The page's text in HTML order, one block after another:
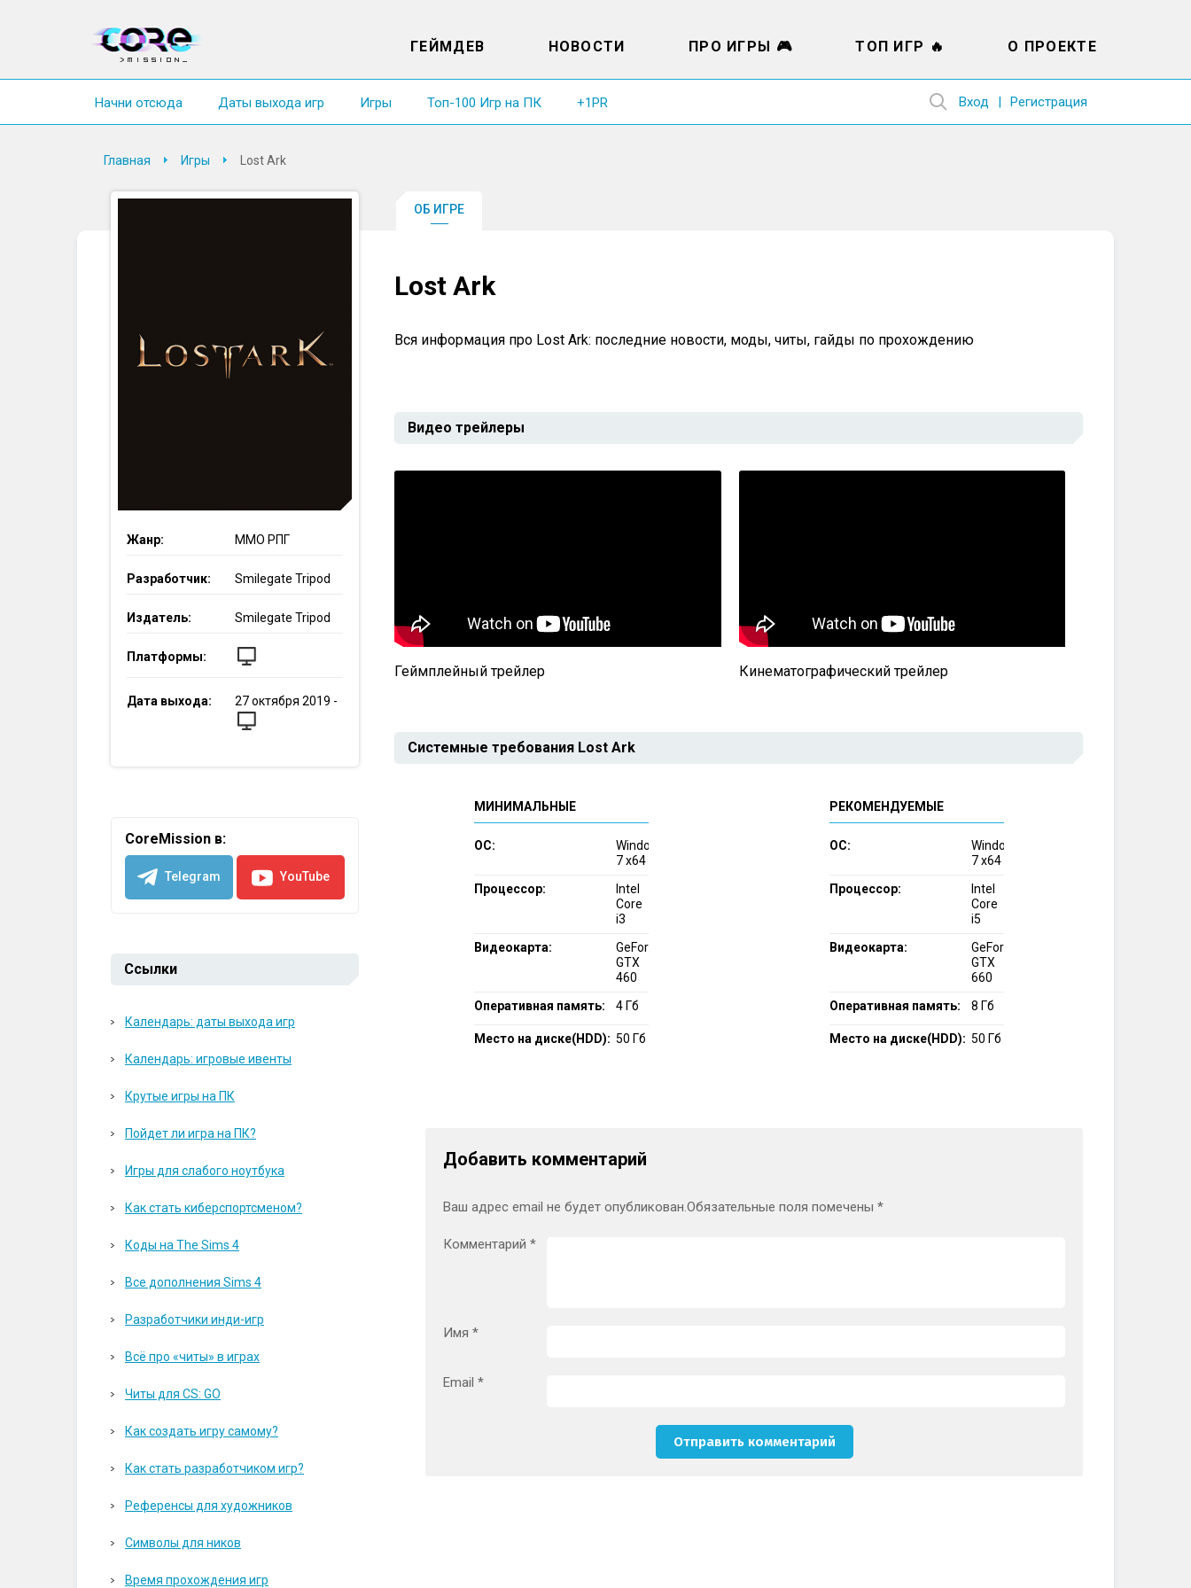
Вход Регистрация
ГЕЙМДЕВ НОВОСТИ ПРО ИГРЫ 🎮 ТОП ИГР 🔥 О ПРОЕКТЕ
Начни отсюда Даты выхода игр Игры Топ-100 Игр на ПК +1PR
Главная Игры Lost Ark
ОБ ИГРЕ
Lost Ark
Вся информация про Lost Ark: последние новости, моды, читы, гайды по прохождению
Видео трейлеры
Геймплейный трейлер Кинематографический трейлер
Системные требования Lost Ark
МИНИМАЛЬНЫЕ
ОС:
Windows
7 x64
Процессор:
Intel
Core
i3
Видеокарта:
GeForce
GTX
460
Оперативная память:
4 Гб
Место на диске(HDD): 50 Гб
РЕКОМЕНДУЕМЫЕ
ОС:
Windows
7 x64
Процессор:
Intel
Core
i5
Видеокарта:
GeForce
GTX
660
Оперативная память:
8 Гб
Место на диске(HDD): 50 Гб
Добавить комментарий
Ваш адрес email не будет опубликован.Обязательные поля помечены *
Комментарий *
Имя *
Email *
Жанр: ММО РПГ
Разработчик: Smilegate Tripod
Издатель: Smilegate Tripod
Платформы:
Дата выхода: 27октября 2019 -
CoreMission в:
Telegram YouTube
Ссылки
Календарь: даты выхода игр
Календарь: игровые ивенты
Крутые игры на ПК
Пойдет ли игра на ПК?
Игры для слабого ноутбука
Как стать киберспортсменом?
Коды на The Sims 4
Все дополнения Sims 4
Разработчики инди-игр
Всё про «читы» в играх
Читы для CS: GO
Как создать игру самому?
Как стать разработчиком игр?
Референсы для художников
Символы для ников
Время прохождения игр